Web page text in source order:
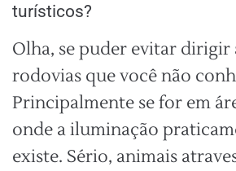
turísticos?
Olha, se puder evitar dirigir
rodovias que você não
Principalmente se for em
onde a iluminação
existe. Sério, animais